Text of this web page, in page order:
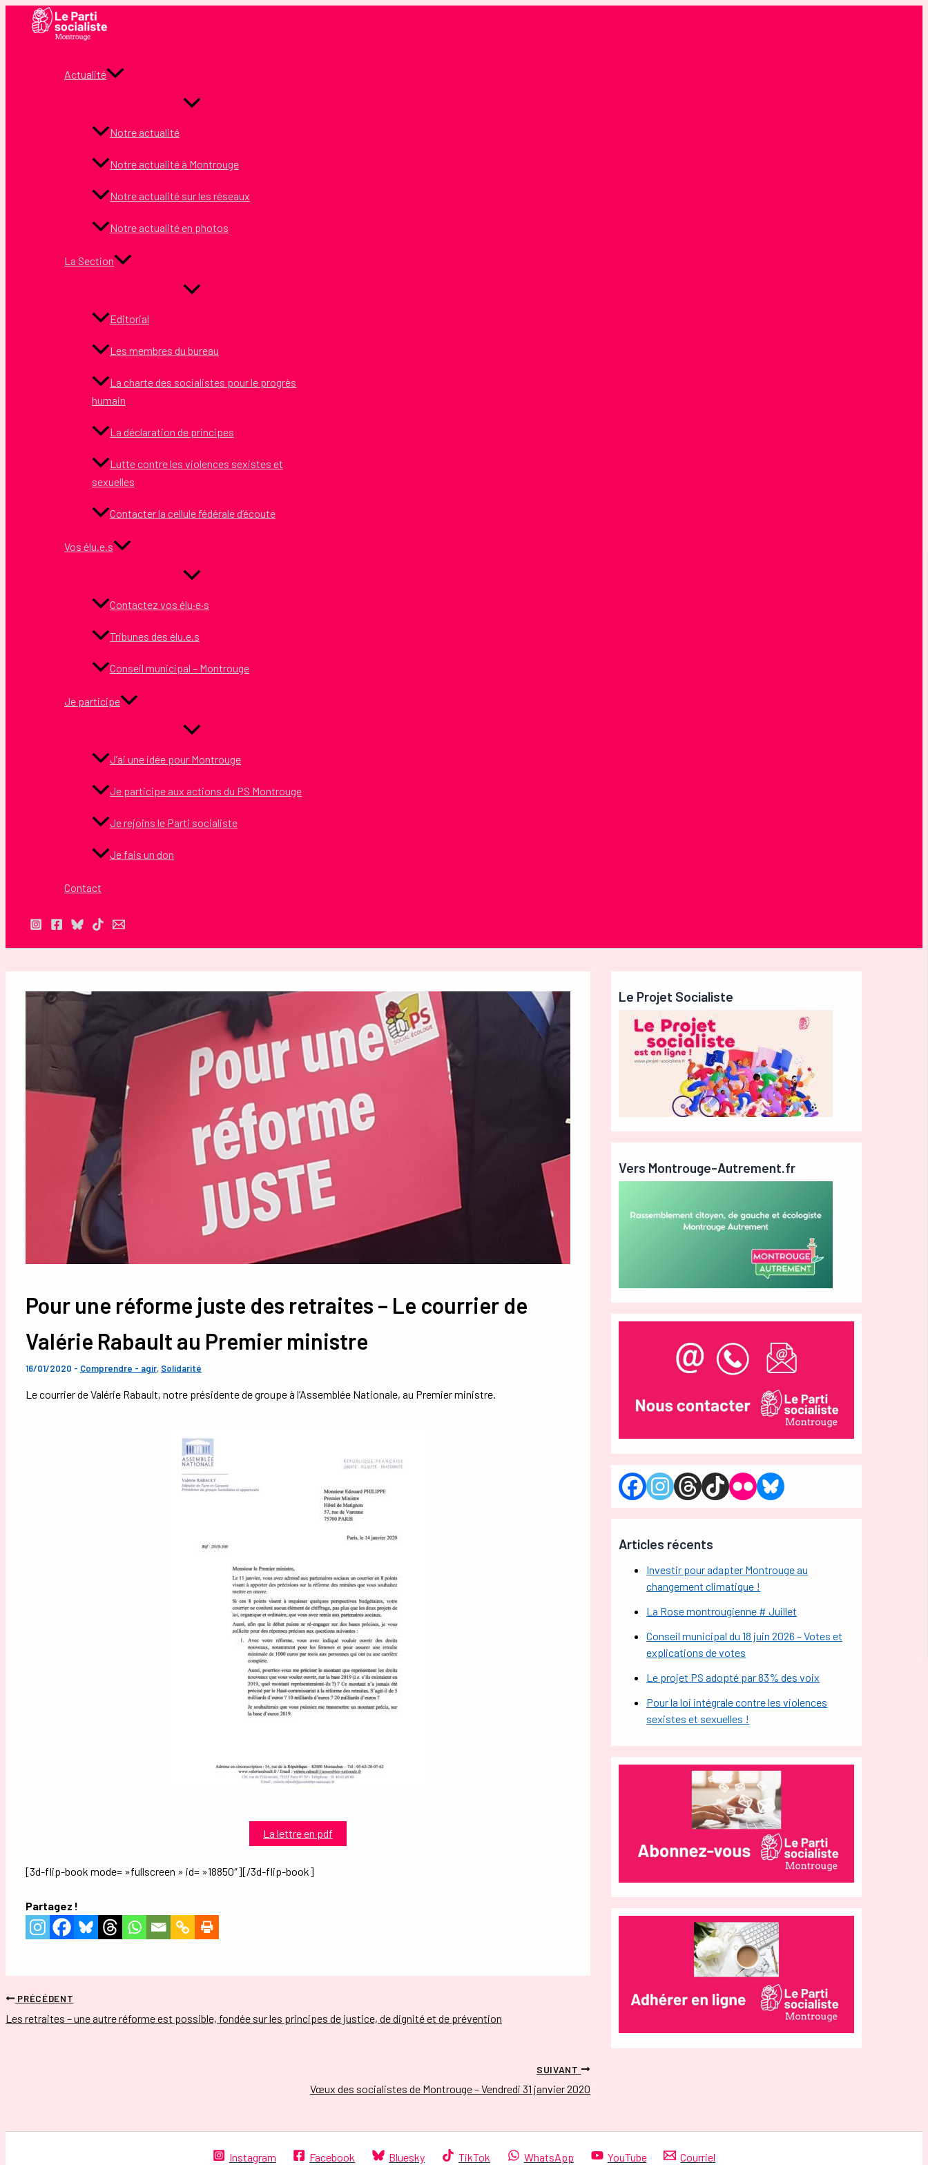
Actualité
Notre actualité
Notre actualité à Montrouge
Notre actualité sur les réseaux
Notre actualité en photos
La Section
Editorial
Les membres du bureau
La charte des socialistes pour le progrès
humain
La déclaration de principes
Lutte contre les violences sexistes et
sexuelles
Contacter la cellule fédérale d’écoute
Vos élu.e.s
Contactez vos élu·e·s
Tribunes des élu.e.s
Conseil municipal – Montrouge
Je participe
J’ai une idée pour Montrouge
Je participe aux actions du PS Montrouge
Je rejoins le Parti socialiste
Je fais un don
Contact
Pour une réforme juste des retraites – Le courrier de
Valérie Rabault au Premier ministre
16/01/2020 - Comprendre - agir, Solidarité
Le courrier de Valérie Rabault, notre présidente de groupe à l’Assemblée Nationale, au Premier ministre.
La lettre en pdf
[3d-flip-book mode= »fullscreen » id= »18850″][/3d-flip-book]
Partagez !
PRÉCÉDENT
Les retraites – une autre réforme est possible, fondée sur les principes de justice, de dignité et de prévention
SUIVANT
Vœux des socialistes de Montrouge – Vendredi 31 janvier 2020
Le Projet Socialiste
Vers Montrouge-Autrement.fr
Articles récents
Investir pour adapter Montrouge au
changement climatique !
La Rose montrougienne # Juillet
Conseil municipal du 18 juin 2026 – Votes et
explications de votes
Le projet PS adopté par 83% des voix
Pour la loi intégrale contre les violences
sexistes et sexuelles !
Instagram Facebook Bluesky TikTok WhatsApp YouTube Courriel